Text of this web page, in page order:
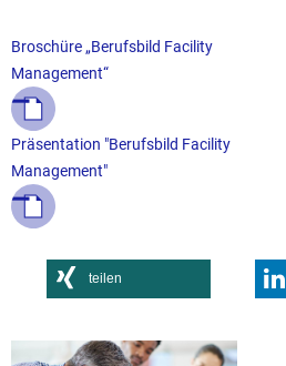
Broschüre „Berufsbild Facility
Management“
Präsentation "Berufsbild Facility
Management"
teilen